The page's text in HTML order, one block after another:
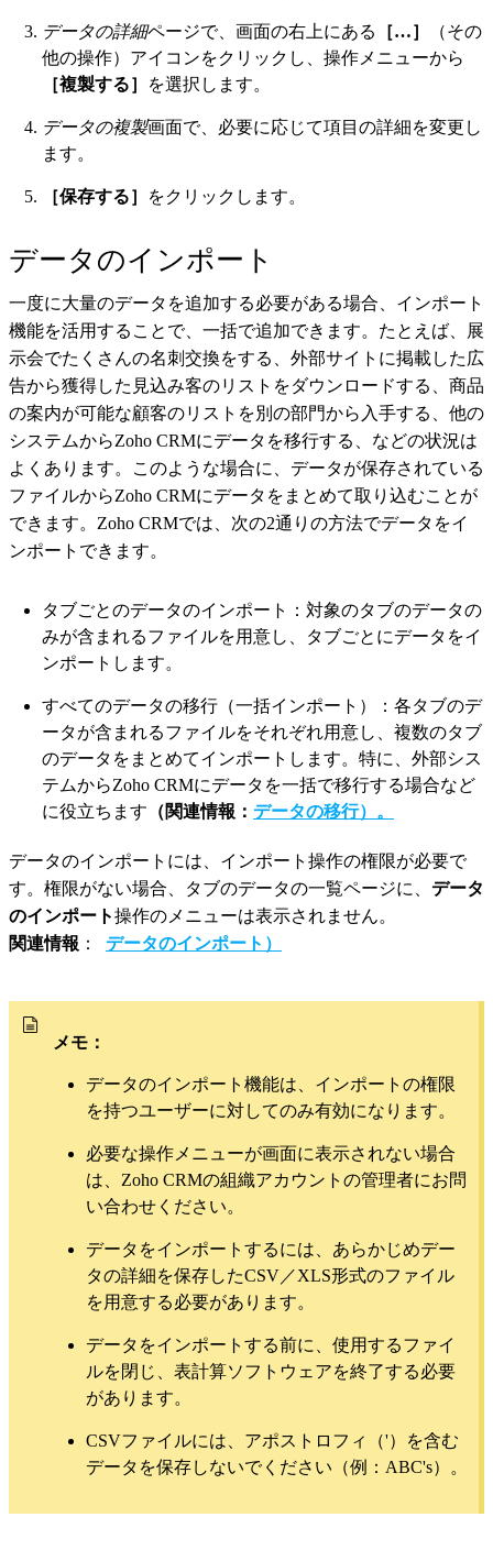
データの詳細ページで、画面の右上にある ［…］
（その
他の操作）アイコンをクリックし、操作メニューから
［複製する］
を選択します。
データの複製画面で、必要に応じて項目の詳細を変更し
ます。
［保存する］ をクリックします。
データのインポート
一度に大量のデータを追加する必要がある場合、インポート
機能を活用することで、一括で追加できます。たとえば、展
示会でたくさんの名刺交換をする、外部サイトに掲載した広
告から獲得した見込み客のリストをダウンロードする、商品
の案内が可能な顧客のリストを別の部門から入手する、他の
システムからZoho CRMにデータを移行する、などの状況は
よくあります。このような場合に、データが保存されている
ファイルからZoho CRMにデータをまとめて取り込むことが
できます。Zoho CRMでは、次の2通りの方法でデータをイ
ンポートできます。
タブごとのデータのインポート：対象のタブのデータの
みが含まれるファイルを用意し、タブごとにデータをイ
ンポートします。
すべてのデータの移行（一括インポート）：各タブのデ
ータが含まれるファイルをそれぞれ用意し、複数のタブ
のデータをまとめてインポートします。特に、外部シス
テムからZoho CRMにデータを一括で移行する場合など
に役立ちます （関連情報： データの移行）。
データのインポートには、インポート操作の権限が必要で
す。権限がない場合、タブのデータの一覧ページに、 データ
のインポート操作のメニューは表示されません。
関連情報 ： データのインポート）
メモ：
データのインポート機能は、インポートの権限
を持つユーザーに対してのみ有効になります。
必要な操作メニューが画面に表示されない場合
は、Zoho CRMの組織アカウントの管理者にお問
い合わせください。
データをインポートするには、あらかじめデー
タの詳細を保存したCSV／XLS形式のファイル
を用意する必要があります。
データをインポートする前に、使用するファイ
ルを閉じ、表計算ソフトウェアを終了する必要
があります。
CSVファイルには、アポストロフィ（'）を含む
データを保存しないでください（例：ABC's）。